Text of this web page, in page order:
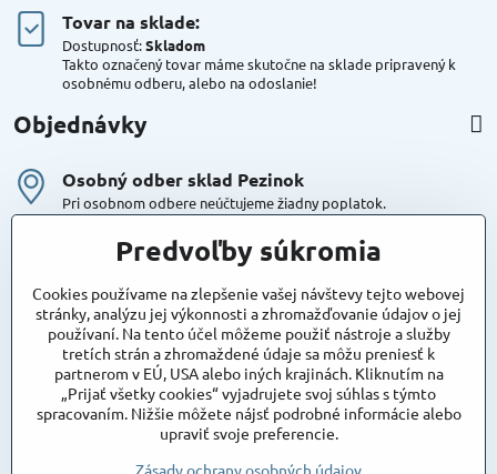
Tovar na sklade:
Dostupnosť:Skladom
Takto označený tovar máme skutočne na sklade pripravený k
osobnému odberu, alebo na odoslanie!
Objednávky
Osobný odber sklad Pezinok
Pri osobnom odbere neúčtujeme žiadny poplatok.
Kuriér DPD , Geis
Cena za dopravu:
Maxstore
Bratislavská 79
Areál Satina
90201 Pezinok
vjazd do areálu z Bratislavskej ulice
Súradnice pre GPS:
48°16'48.83"N, 17°15'39.45"E
Predvoľby súkromia
Cookies používame na zlepšenie vašej návštevy tejto webovej
stránky, analýzu jej výkonnosti a zhromažďovanie údajov o jej
používaní. Na tento účel môžeme použiť nástroje a služby
tretích strán a zhromaždené údaje sa môžu preniesť k
partnerom v EÚ, USA alebo iných krajinách. Kliknutím na
„Prijať všetky cookies“ vyjadrujete svoj súhlas s týmto
spracovaním. Nižšie môžete nájsť podrobné informácie alebo
upraviť svoje preferencie.
Zásady ochrany osobných údajov